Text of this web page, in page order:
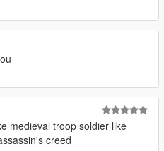
medieval troop soldier like
creed